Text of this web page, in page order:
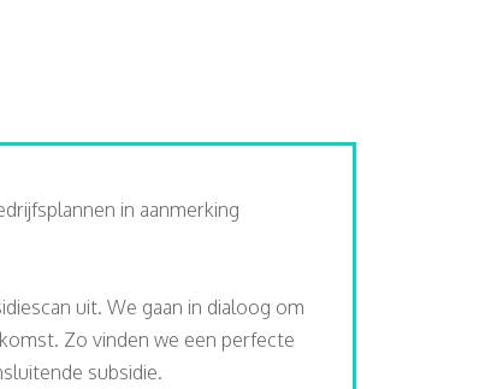
in aanmerking
uit. We gaan in dialoog om
Zo vinden we een perfecte
subsidie.